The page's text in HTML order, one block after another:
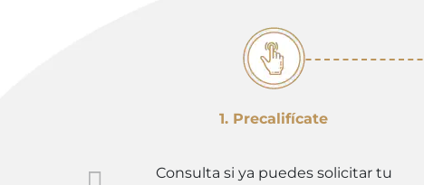
1. Precalifícate
Consulta si ya puedes solicitar tu